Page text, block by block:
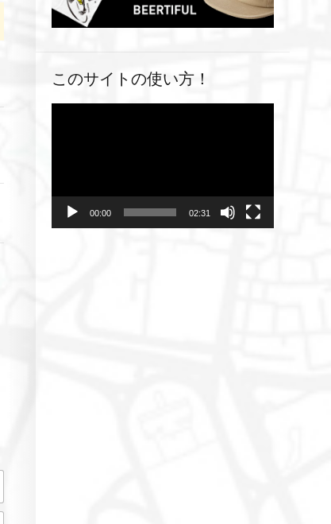
このサイトの使い方！
ー
00:00 02:31